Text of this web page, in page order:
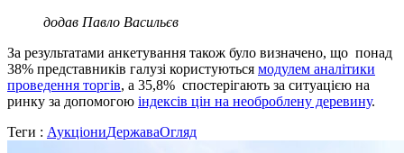
додав Павло Васильєв
За результатами анкетування також було визначено, що понад
38% представників галузі користуються модулем аналітики
проведення торгів, а 35,8% спостерігають за ситуацією на
ринку за допомогою індексів цін на необроблену деревину.
Теги : АукціониДержаваОгляд